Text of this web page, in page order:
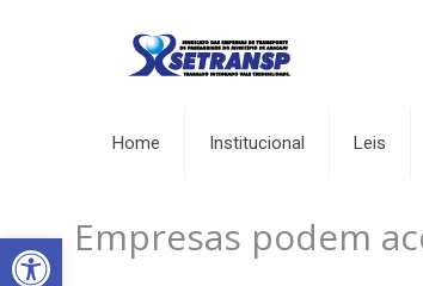
Abrir a barra de ferramentas
Home Institucional Leis
Empresas podem